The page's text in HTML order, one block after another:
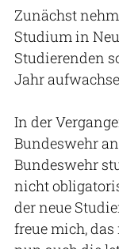
Zunächst
Studium in
Studierenden
Jahr
In der
Bundeswehr
Bundeswehr
nicht
der neue
freue mich,